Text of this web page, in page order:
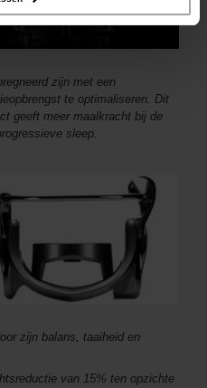
zijn met een
te optimaliseren. Dit
geeft meer maalkracht bij de
sleep.
zijn balans, taaiheid en
van 15% ten opzichte